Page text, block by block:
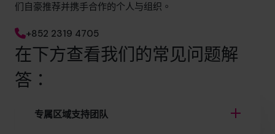
们自豪推荐并携手合作的个人与组织。
+852 2319 4705
在下方查看我们的常见问题解
答：
专属区域支持团队